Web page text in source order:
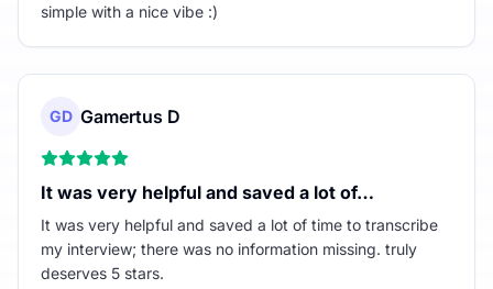
simple with a nice vibe :)
GD Gamertus D
It was very helpful and saved a lot of…
It was very helpful and saved a lot of time to transcribe
my interview; there was no information missing. truly
deserves 5 stars.